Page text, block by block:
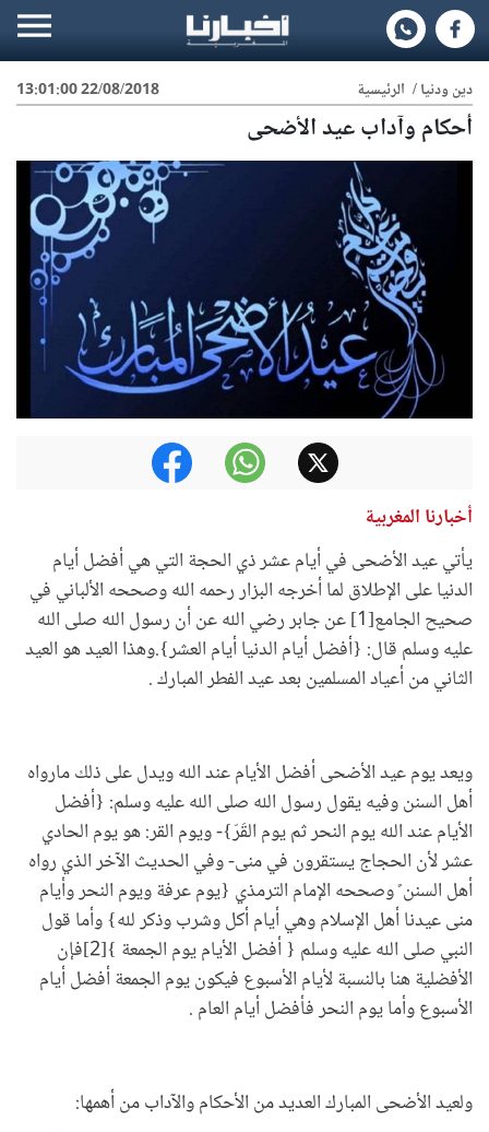
22/08/2018 13:01:00 دين ودنيا/ الرئيسية
أحكام وآداب عيد الأضحى
أخبارنا المغربية
يأتي عيد الأضحى في أيام عشر ذي الحجة التي هي أفضل أيام
الدنيا على الإطلاق لما أخرجه البزار رحمه الله وصححه الألباني في
صحيح الجامع[1] عن جابر رضي الله عن أن رسول الله صلى الله
عليه وسلم قال: {أفضل أيام الدنيا أيام العشر}.وهذا العيد هو العيد
الثاني من أعياد المسلمين بعد عيد الفطر المبارك .
ويعد يوم عيد الأضحى أفضل الأيام عند الله ويدل على ذلك مارواه
أهل السنن وفيه يقول رسول الله صلى الله عليه وسلم: {أفضل
الأيام عند الله يوم النحر ثم يوم القَرّ}- ويوم القر: هو يوم الحادي
عشر لأن الحجاج يستقرون في منى- وفي الحديث الآخر الذي رواه
أهل السنن ً وصححه الإمام الترمذي {يوم عرفة ويوم النحر وأيام
منى عيدنا أهل الإسلام وهي أيام أكل وشرب وذكر لله} وأما قول
النبي صلى الله عليه وسلم { أفضل الأيام يوم الجمعة }[2]فإن
الأفضلية هنا بالنسبة لأيام الأسبوع فيكون يوم الجمعة أفضل أيام
الأسبوع وأما يوم النحر فأفضل أيام العام .
ولعيد الأضحى المبارك العديد من الأحكام والآداب من أهمها: